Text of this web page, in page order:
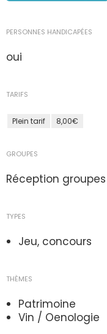
PERSONNES HANDICAPÉES
oui
TARIFS
Plein tarif 8,00€
GROUPES
Réception
TYPES
Jeu, concours
THÈMES
Patrimoine
Vin / Oenologie